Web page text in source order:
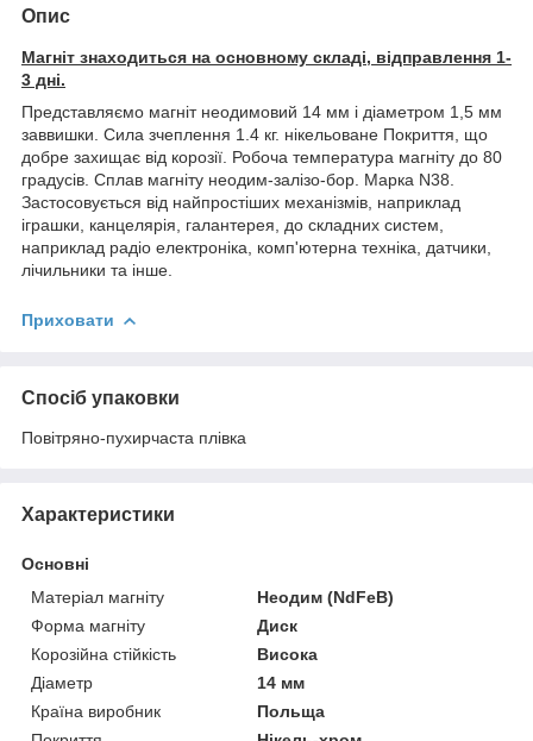
Опис
Магніт знаходиться на основному складі, відправлення 1-
3 дні.
Представляємо магніт неодимовий 14 мм і діаметром 1,5 мм
заввишки. Сила зчеплення 1.4 кг. нікельоване Покриття, що
добре захищає від корозії. Робоча температура магніту до 80
градусів. Сплав магніту неодим-залізо-бор. Марка N38.
Застосовується від найпростіших механізмів, наприклад
іграшки, канцелярія, галантерея, до складних систем,
наприклад радіо електроніка, комп'ютерна техніка, датчики,
лічильники та інше.
Приховати
Спосіб упаковки
Повітряно-пухирчаста плівка
Характеристики
Основні
Матеріал магніту
Неодим (NdFeB)
Форма магніту
Диск
Корозійна стійкість
Висока
Діаметр
14 мм
Країна виробник
Польща